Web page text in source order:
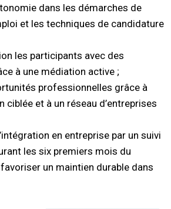
dans les démarches de
et les techniques de candidature
les participants avec des
à une médiation active ;
professionnelles grâce à
ciblée et à un réseau d’entreprises
en entreprise par un suivi
les six premiers mois du
un maintien durable dans